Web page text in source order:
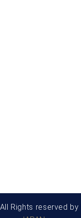
Rights reserved by